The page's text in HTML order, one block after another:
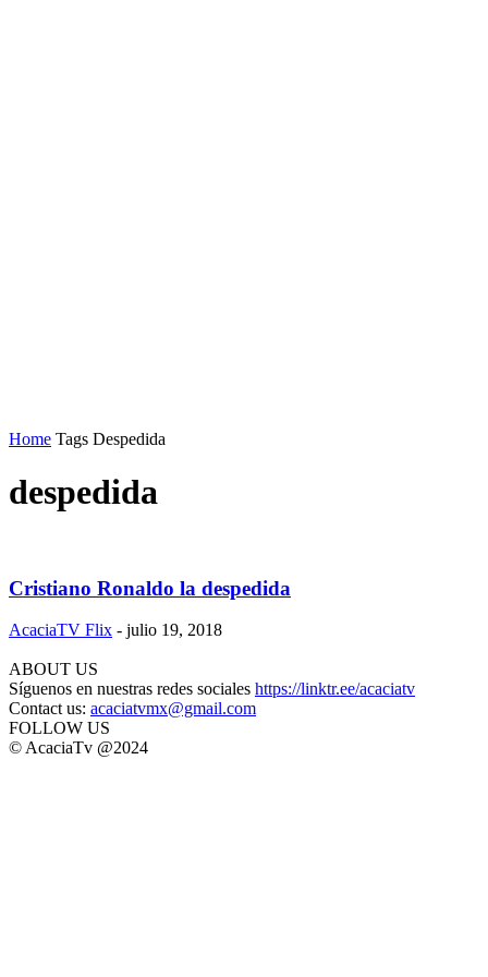
Home Tags Despedida
despedida
Cristiano Ronaldo la despedida
AcaciaTV Flix - julio 19, 2018
ABOUT US
Síguenos en nuestras redes sociales https://linktr.ee/acaciatv
Contact us: acaciatvmx@gmail.com
FOLLOW US
© AcaciaTv @2024